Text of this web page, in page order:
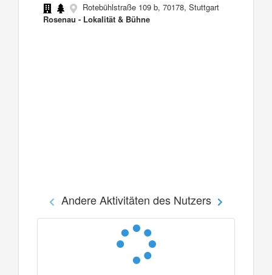
Rotebühlstraße 109 b, 70178, Stuttgart
Rosenau - Lokalität & Bühne
Andere Aktivitäten des Nutzers